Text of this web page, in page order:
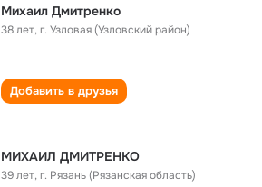
Михаил Дмитренко
38 лет,г. Узловая (Узловский район)
Добавить в друзья
МИХАИЛ ДМИТРЕНКО
39 лет,г. Рязань (Рязанская область)